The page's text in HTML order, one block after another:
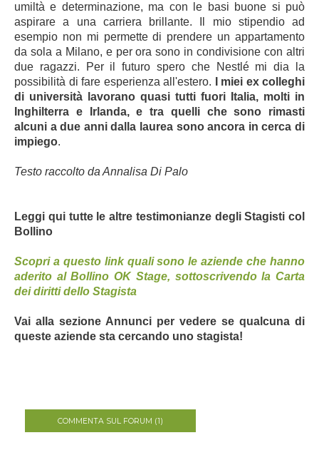
umiltà e determinazione, ma con le basi buone si può
aspirare a una carriera brillante. Il mio stipendio ad
esempio non mi permette di prendere un appartamento
da sola a Milano, e per ora sono in condivisione con altri
due ragazzi. Per il futuro spero che Nestlé mi dia la
possibilità di fare esperienza all'estero.
I miei ex colleghi
di università lavorano quasi tutti fuori Italia, molti in
Inghilterra e Irlanda, e tra quelli che sono rimasti
alcuni a due anni dalla laurea sono ancora in cerca di
impiego.
Testo raccolto da Annalisa Di Palo
Leggi qui tutte le altre testimonianze degli Stagisti col
Bollino
Scopri a questo link quali sono le aziende che hanno
aderito al Bollino OK Stage, sottoscrivendo la Carta
dei diritti dello Stagista
Vai alla sezione Annunci per vedere se qualcuna di
queste aziende sta cercando uno stagista!
COMMENTA SUL FORUM (1)